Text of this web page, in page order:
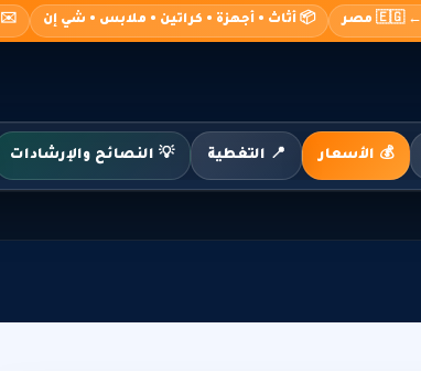
📦 أثاث • أجهزة • كراتين • ملابس • شي إن ✉️ info@alshimaa.com
💰 الأسعار 📍 التغطية 💡 النصائح والإرشادات